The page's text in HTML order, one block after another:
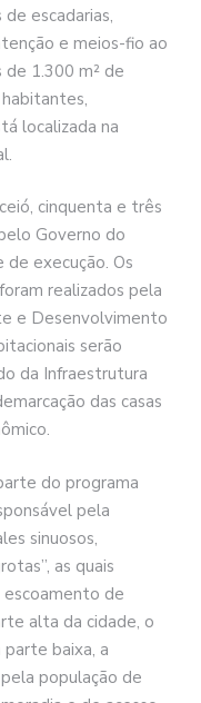
escadarias,
e meios-fio ao
1.300 m² de
localizada na
cinquenta e três
Governo do
execução. Os
realizados pela
e Desenvolvimento
serão
da Infraestrutura
das casas
do programa
pela
sinuosos,
as quais
escoamento de
alta da cidade, o
parte baixa, a
população de